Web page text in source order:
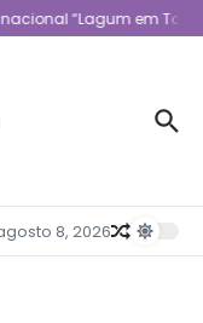
“Lagum em Todo
8, 2026